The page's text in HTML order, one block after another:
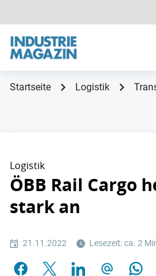
Startseite Logistik
Logistik
ÖBB Rail Cargo
stark an
21.11.2022 Lesezeit: ca. 2